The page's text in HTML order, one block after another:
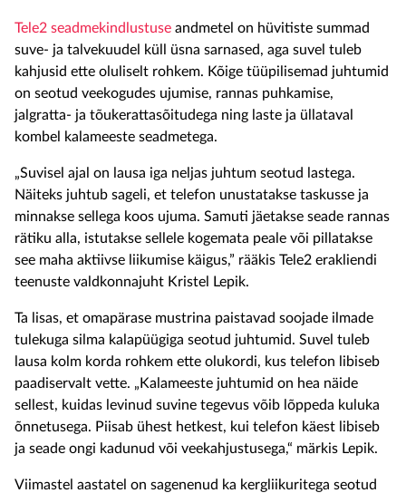
Tele2 seadmekindlustuse andmetel on hüvitiste summad
suve- ja talvekuudel küll üsna sarnased, aga suvel tuleb
kahjusid ette oluliselt rohkem. Kõige tüüpilisemad juhtumid
on seotud veekogudes ujumise, rannas puhkamise,
jalgratta- ja tõukerattasõitudega ning laste ja üllataval
kombel kalameeste seadmetega.
„Suvisel ajal on lausa iga neljas juhtum seotud lastega.
Näiteks juhtub sageli, et telefon unustatakse taskusse ja
minnakse sellega koos ujuma. Samuti jäetakse seade rannas
rätiku alla, istutakse sellele kogemata peale või pillatakse
see maha aktiivse liikumise käigus,” rääkis Tele2 erakliendi
teenuste valdkonnajuht Kristel Lepik.
Ta lisas, et omapärase mustrina paistavad soojade ilmade
tulekuga silma kalapüügiga seotud juhtumid. Suvel tuleb
lausa kolm korda rohkem ette olukordi, kus telefon libiseb
paadiservalt vette. „Kalameeste juhtumid on hea näide
sellest, kuidas levinud suvine tegevus võib lõppeda kuluka
õnnetusega. Piisab ühest hetkest, kui telefon käest libiseb
ja seade ongi kadunud või veekahjustusega,“ märkis Lepik.
Viimastel aastatel on sagenenud ka kergliikuritega seotud